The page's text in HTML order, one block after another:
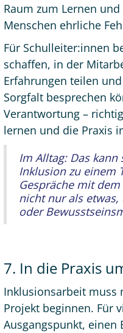
Raum zum Lernen
Menschen ehrliche
Für Schulleiter:innen
schaffen, in der
Erfahrungen teilen
Sorgfalt besprechen
Verantwortung –
lernen und die Praxis
Im Alltag: Das
Inklusion zu einem
Gespräche mit
nicht nur als etwas,
oder
7. In die Praxis
Inklusionsarbeit muss
Projekt beginnen. Für
Ausgangspunkt, einen